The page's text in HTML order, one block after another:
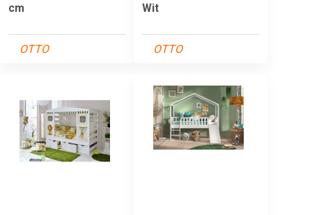
cm
OTTO
Wit
OTTO